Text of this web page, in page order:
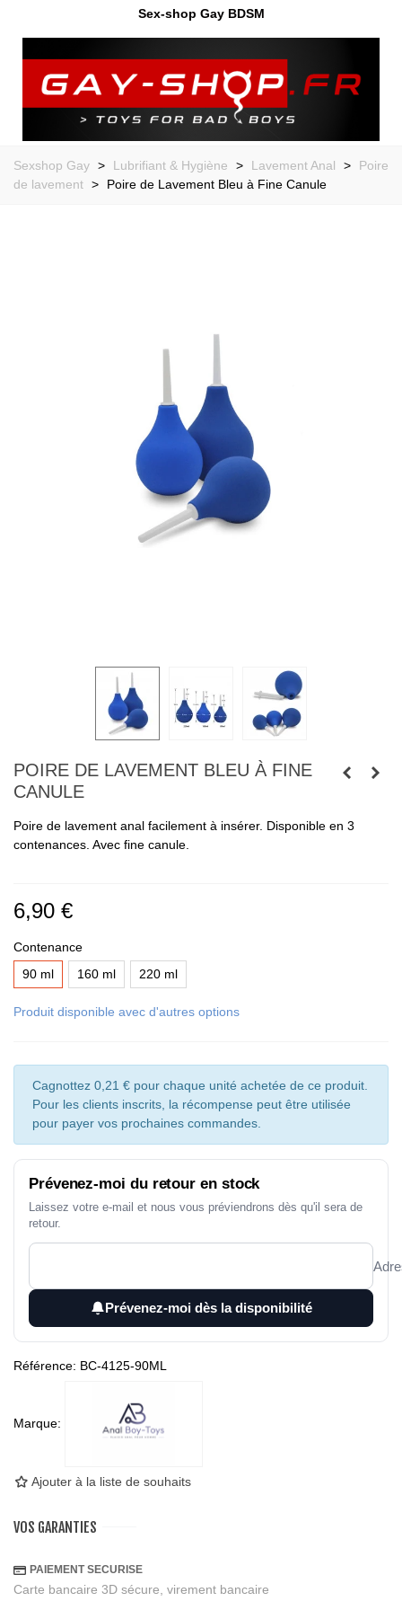
Sex-shop Gay BDSM
Sexshop Gay > Lubrifiant & Hygiène > Lavement Anal >
Poire
de lavement > Poire de Lavement Bleu à Fine Canule
POIRE DE LAVEMENT BLEU À FINE
CANULE
Poire de lavement anal facilement à insérer. Disponible en 3
contenances. Avec fine canule.
6,90 €
Contenance
90 ml
160 ml 220 ml
Produit disponible avec d'autres options
Cagnottez 0,21 € pour chaque unité achetée de ce produit.
Pour les clients inscrits, la récompense peut être utilisée
pour payer vos prochaines commandes.
Prévenez-moi du retour en stock
Laissez votre e-mail et nous vous préviendrons dès qu'il sera de
retour.
Prévenez-moi dès la disponibilité
Référence: BC-4125-90ML
Marque:
Ajouter à la liste de souhaits
VOS GARANTIES
PAIEMENT SECURISE
Carte bancaire 3D sécure, virement bancaire